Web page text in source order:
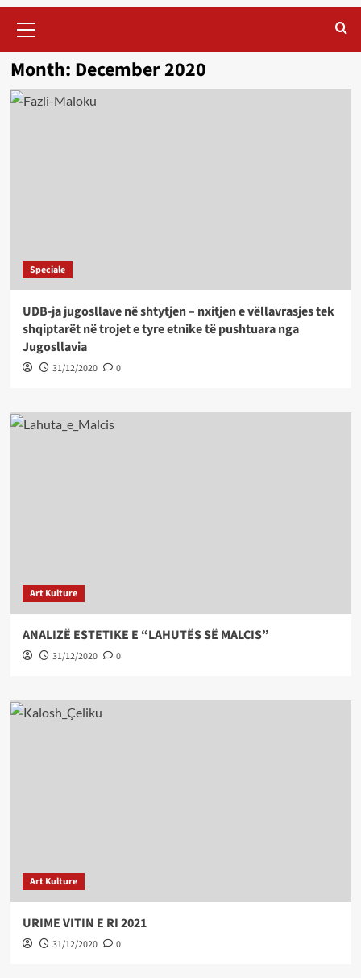
Menu
Month: December 2020
Speciale
UDB-ja jugosllave në shtytjen – nxitjen e vëllavrasjes tek
shqiptarët në trojet e tyre etnike të pushtuara nga
Jugosllavia
31/12/2020 0
Art Kulture
ANALIZË ESTETIKE E “LAHUTËS SË MALCIS”
31/12/2020 0
Art Kulture
URIME VITIN E RI 2021
31/12/2020 0